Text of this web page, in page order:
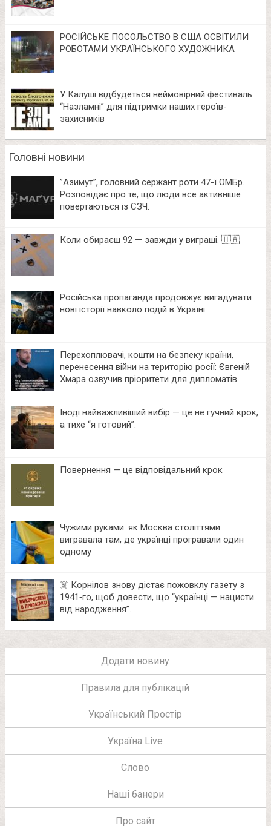
РОСІЙСЬКЕ ПОСОЛЬСТВО В США ОСВІТИЛИ
РОБОТАМИ УКРАЇНСЬКОГО ХУДОЖНИКА
У Калуші відбудеться неймовірний фестиваль
“Назламні” для підтримки наших героїв-
захисників
Головні новини
⁨”Азимут”, головний сержант роти 47-ї ОМБр.
Розповідає про те, що люди все активніше
повертаються із СЗЧ.
Коли обираєш 92 — завжди у виграші. 🇺🇦
Російська пропаганда продовжує вигадувати
нові історії навколо подій в Україні
Перехоплювачі, кошти на безпеку країни,
перенесення війни на територію росії: Євгеній
Хмара озвучив пріоритети для дипломатів
Іноді найважливіший вибір — це не гучний крок,
а тихе “я готовий”.
Повернення — це відповідальний крок
Чужими руками: як Москва століттями
вигравала там, де українці програвали один
одному
☠️ Корнілов знову дістає пожовклу газету з
1941‑го, щоб довести, що “українці — нацисти
від народження”.
Додати новину
Правила для публікацій
Український Простір
Україна Live
Слово
Наші банери
Про сайт